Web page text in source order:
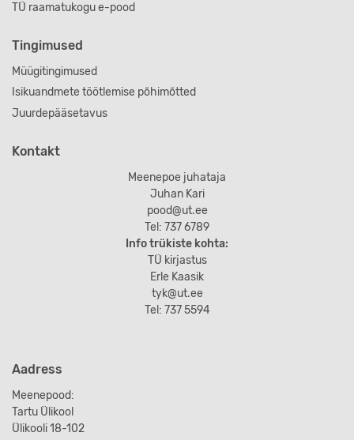
TÜ raamatukogu e-pood
Tingimused
Müügitingimused
Isikuandmete töötlemise põhimõtted
Juurdepääsetavus
Kontakt
Meenepoe juhataja
Juhan Kari
pood@ut.ee
Tel: 737 6789
Info trükiste kohta:
TÜ kirjastus
Erle Kaasik
tyk@ut.ee
Tel: 737 5594
Aadress
Meenepood:
Tartu Ülikool
Ülikooli 18-102